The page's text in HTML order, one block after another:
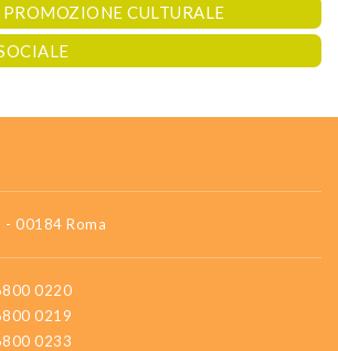
CULTURALE
00184 Roma
0220
0219
0233